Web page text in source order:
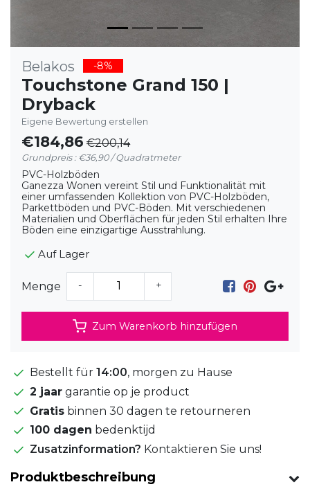
Belakos -8%
Touchstone Grand 150 |
Dryback
Eigene Bewertung erstellen
€184,86 €200,14
Grundpreis : €36,90 / Quadratmeter
PVC-Holzböden
Ganezza Wonen vereint Stil und Funktionalität mit
einer umfassenden Kollektion von PVC-Holzböden,
Parkettböden und PVC-Böden. Mit verschiedenen
Materialien und Oberflächen für jeden Stil erhalten Ihre
Böden eine einzigartige Ausstrahlung.
Auf Lager
Menge - +
Zum Warenkorb hinzufügen
Bestellt für 14:00, morgen zu Hause
2 jaar garantie op je product
Gratis binnen 30 dagen te retourneren
100 dagen bedenktijd
Zusatzinformation? Kontaktieren Sie uns!
Produktbeschreibung